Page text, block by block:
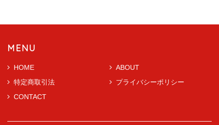
MENU
HOME
ABOUT
特定商取引法
プライバシーポリシー
CONTACT